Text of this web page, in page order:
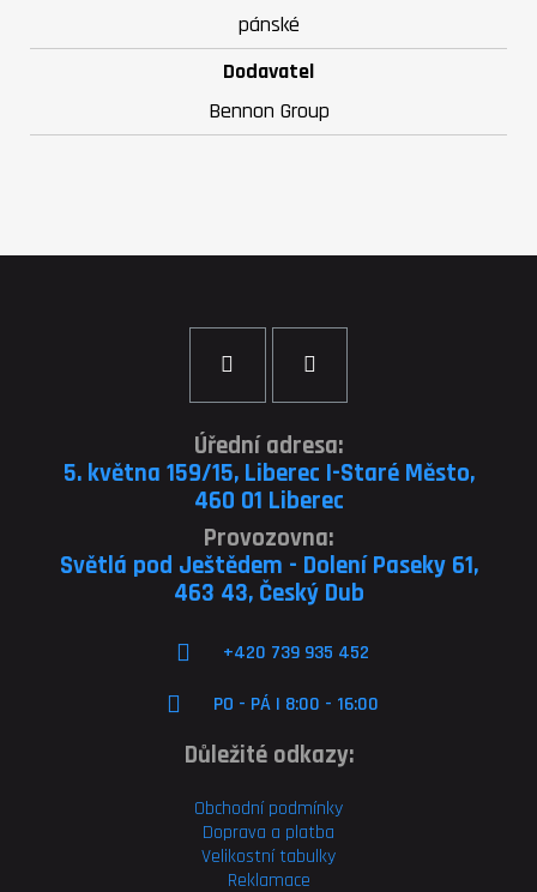
pánské
Dodavatel
Bennon Group
Úřední adresa:
5. května 159/15, Liberec I-Staré Město,
460 01 Liberec
Provozovna:
Světlá pod Ještědem - Dolení Paseky 61,
463 43, Český Dub
+420 739 935 452
PO - PÁ | 8:00 - 16:00
Důležité odkazy:
Obchodní podmínky
Doprava a platba
Velikostní tabulky
Reklamace